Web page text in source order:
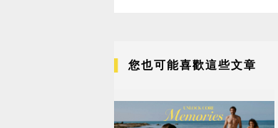
您也可能喜歡這些文章